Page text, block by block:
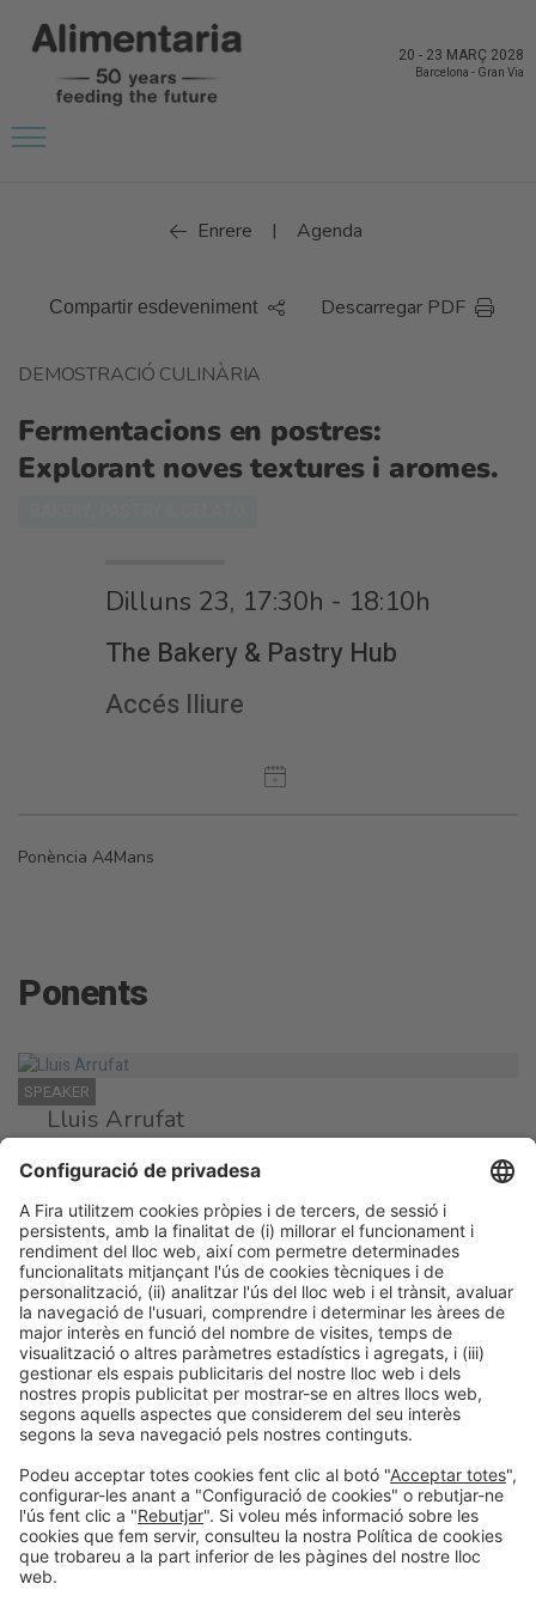
20 - 23 MARÇ 2028
Barcelona - Gran Via
Enrere | Agenda
Compartir esdeveniment Descarregar PDF
DEMOSTRACIÓ CULINÀRIA
Fermentacions en postres:
Explorant noves textures i aromes.
Dilluns 23, 17:30h - 18:10h
The Bakery & Pastry Hub
Accés lliure
Ponència A4Mans
Ponents
SPEAKER
Lluis Arrufat
Xef executiu
SPEAKER
Txema Urda
Fundador
Tus Fermentados